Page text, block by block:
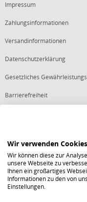
Impressum
Zahlungsinformationen
Versandinformationen
Datenschutzerklärung
Gesetzliches
Barrierefreiheit
Starker
Shops mit
10, 15 oder
Echte
Wir verwenden Cookies
Wir können diese zur
unsere Webseite zu
Ihnen ein großartiges
Informationen zu den von
Einstellungen.